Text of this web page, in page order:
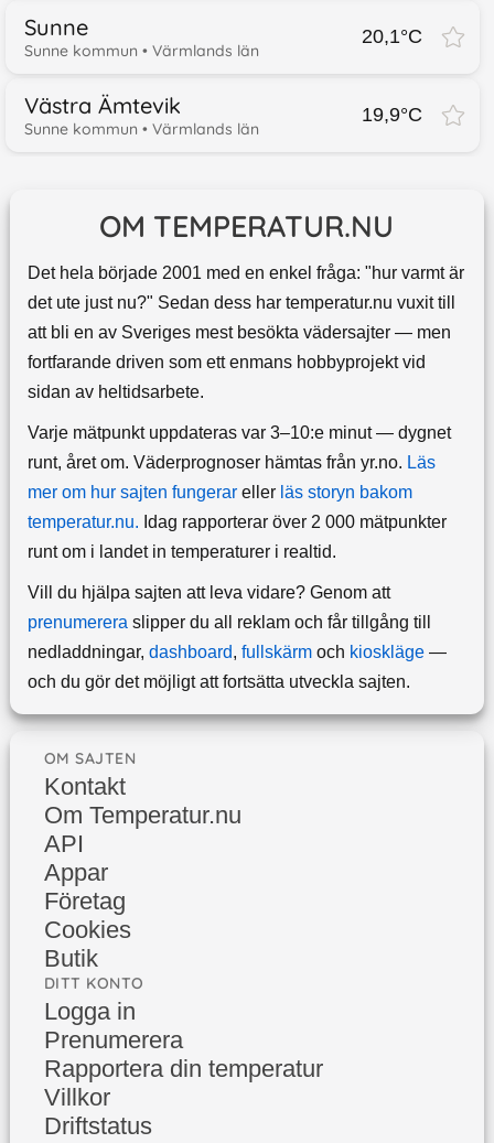
Sunne
Sunne kommun • Värmlands län
20,1°C
Västra Ämtevik
Sunne kommun • Värmlands län
19,9°C
OM TEMPERATUR.NU
Det hela började 2001 med en enkel fråga: "hur varmt är
det ute just nu?" Sedan dess har temperatur.nu vuxit till
att bli en av Sveriges mest besökta vädersajter — men
fortfarande driven som ett enmans hobbyprojekt vid
sidan av heltidsarbete.
Varje mätpunkt uppdateras var 3–10:e minut — dygnet
runt, året om. Väderprognoser hämtas från yr.no. Läs
mer om hur sajten fungerareller läs storyn bakom
temperatur.nu. Idag rapporterar över 2 000 mätpunkter
runt om i landet in temperaturer i realtid.
Vill du hjälpa sajten att leva vidare? Genom att
prenumereraslipper du all reklam och får tillgång till
nedladdningar, dashboard, fullskärmoch kioskläge—
och du gör det möjligt att fortsätta utveckla sajten.
OM SAJTEN
Kontakt
Om Temperatur.nu
API
Appar
Företag
Cookies
Butik
DITT KONTO
Logga in
Prenumerera
Rapportera din temperatur
Villkor
Driftstatus